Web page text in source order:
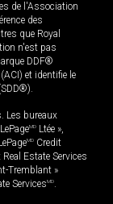
de l'Association
des
que Royal
n'est pas
DDF®
et identifie le
Les bureaux
MD Ltée »,
MD Credit
Real Estate Services
Tremblant »
ServicesMD.